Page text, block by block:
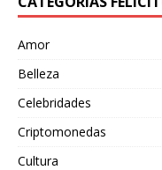
Amor
Belleza
Celebridades
Criptomonedas
Cultura